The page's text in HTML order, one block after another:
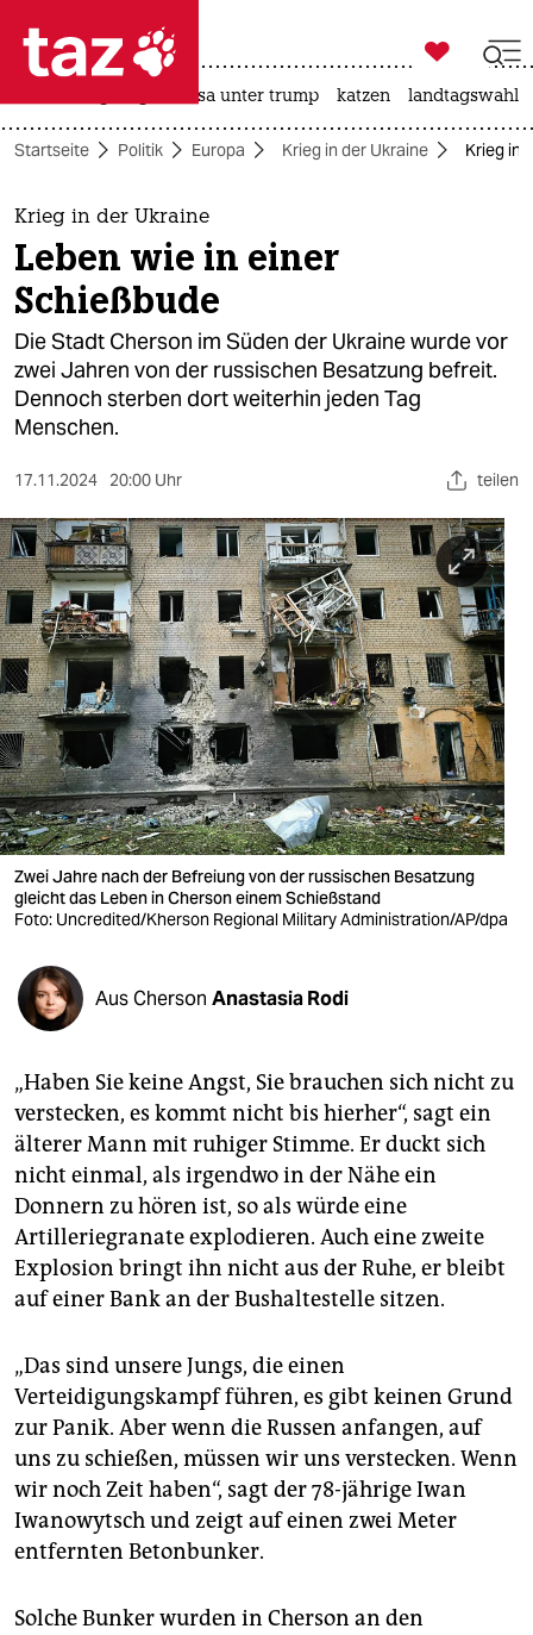
 taz zahl ich
taz zahl ich
themen
politik
öko
gesellschaft
kultur
sport
berlin
nord
wahrheit
verlag
verlag
veranstaltungen
shop
fragen & hilfe
unterstützen
abo
genossenschaft
epaper login

taz zahl ich
usa unter trump katzen landtagswahl
Startseite Politik Europa Krieg in der Ukraine Krieg in
Krieg in der Ukraine
Leben wie in einer
Schießbude
Die Stadt Cherson im Süden der Ukraine wurde vor
zwei Jahren von der russischen Besatzung befreit.
Dennoch sterben dort weiterhin jeden Tag
Menschen.
17.11.2024 20:00 Uhr teilen
Zwei Jahre nach der Befreiung von der russischen Besatzung
gleicht das Leben in Cherson einem Schießstand
Foto: Uncredited/Kherson Regional Military Administration/AP/dpa
Aus Cherson Anastasia Rodi
„Haben Sie keine Angst, Sie brauchen sich nicht zu
verstecken, es kommt nicht bis hierher“, sagt ein
älterer Mann mit ruhiger Stimme. Er duckt sich
nicht einmal, als irgendwo in der Nähe ein
Donnern zu hören ist, so als würde eine
Artilleriegranate explodieren. Auch eine zweite
Explosion bringt ihn nicht aus der Ruhe, er bleibt
auf einer Bank an der Bushaltestelle sitzen.
„Das sind unsere Jungs, die einen
Verteidigungskampf führen, es gibt keinen Grund
zur Panik. Aber wenn die Russen anfangen, auf
uns zu schießen, müssen wir uns verstecken. Wenn
wir noch Zeit haben“, sagt der 78-jährige Iwan
Iwanowytsch und zeigt auf einen zwei Meter
entfernten Betonbunker.
Solche Bunker wurden in Cherson an den